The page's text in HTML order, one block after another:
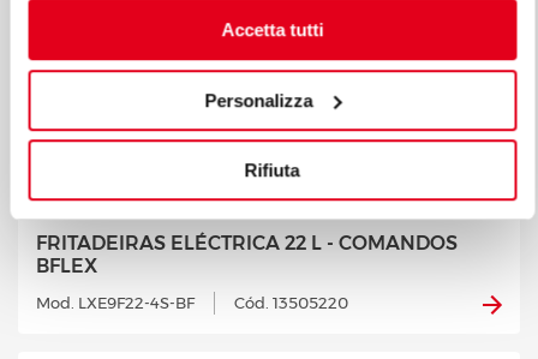
Accetta tutti
Personalizza
Rifiuta
FRITADEIRAS ELÉCTRICA 22 L - COMANDOS
BFLEX
Mod. LXE9F22-4S-BF Cód. 13505220